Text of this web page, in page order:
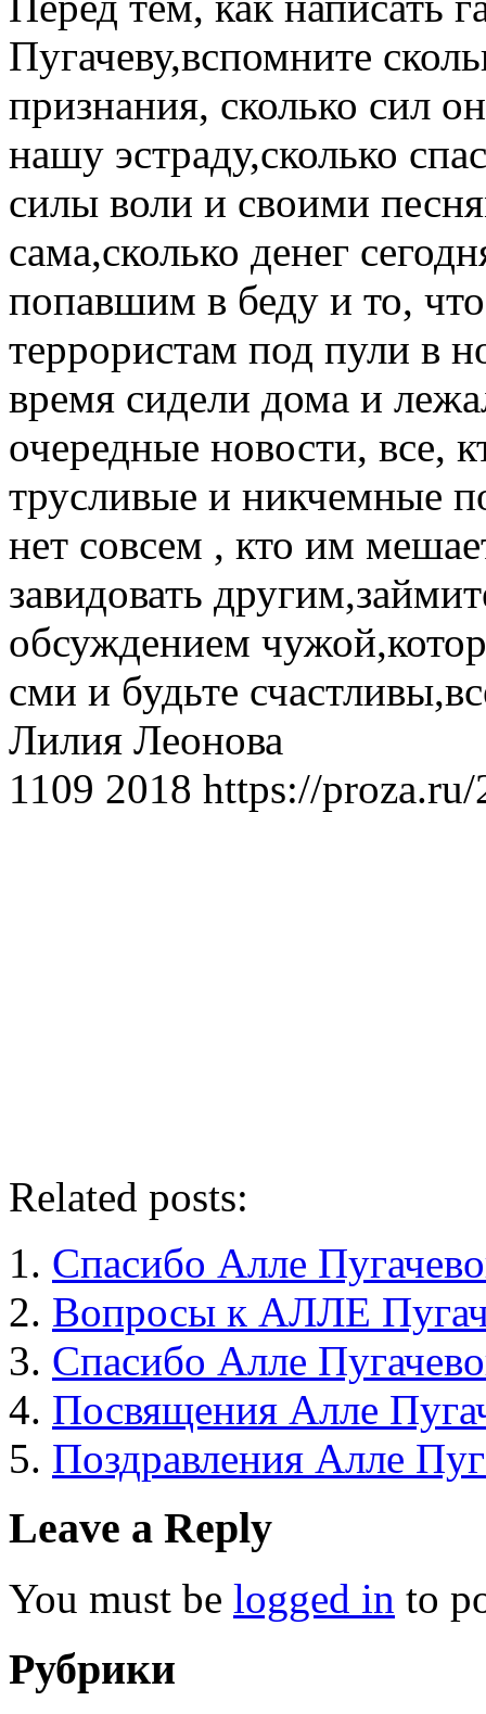
Пугачеву,вспомните
признания, сколько сил
нашу эстраду,сколько
силы воли и своими
сама,сколько денег
попавшим в беду и то,
террористам под пули в
время сидели дома и
очередные новости, все,
трусливые и никчемные
нет совсем , кто им
завидовать
обсуждением
сми и будьте
Лилия Леонова
1109 2018 https://
Related posts:
Спасибо Алле
Вопросы к АЛЛЕ
Спасибо Алле
Посвящения Алле
Поздравления Алле
Leave a Reply
You must be logged in to
Рубрики